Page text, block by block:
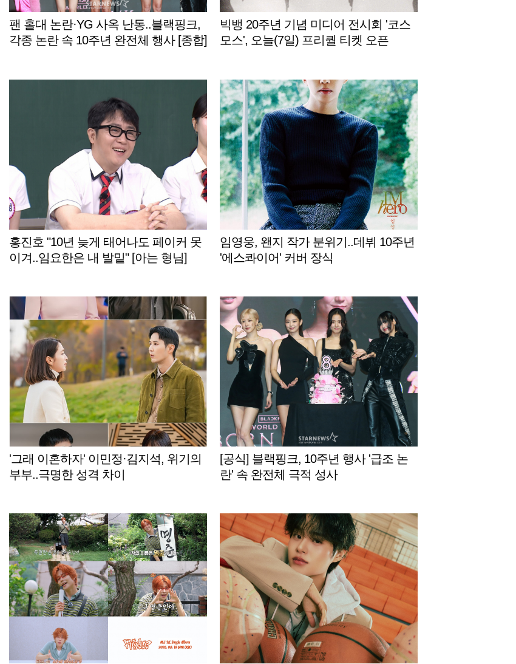
팬 홀대 논란·YG 사옥 난동..블랙핑크,
각종 논란 속 10주년 완전체 행사 [종합]
빅뱅 20주년 기념 미디어 전시회 '코스
모스', 오늘(7일) 프리퀄 티켓 오픈
홍진호 "10년 늦게 태어나도 페이커 못
이겨..임요한은 내 발밑" [아는 형님]
임영웅, 왠지 작가 분위기..데뷔 10주년
'에스콰이어' 커버 장식
'그래 이혼하자' 이민정·김지석, 위기의
부부..극명한 성격 차이
[공식] 블랙핑크, 10주년 행사 '급조 논
란' 속 완전체 극적 성사